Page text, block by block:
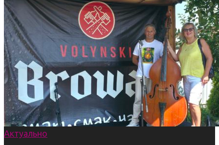
Актуально